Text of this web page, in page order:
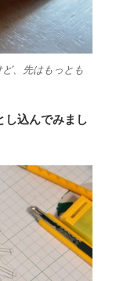
、先はもっとも
し込んでみまし